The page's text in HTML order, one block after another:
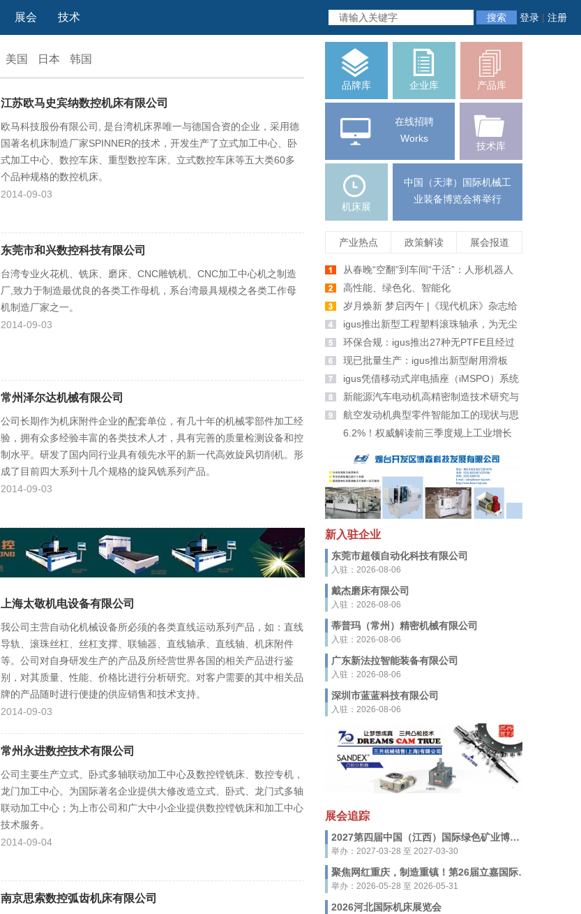
展会 技术 搜索 登录 | 注册
美国 日本 韩国
江苏欧马史宾纳数控机床有限公司
欧马科技股份有限公司, 是台湾机床界唯一与德国合资的企业，采用德
国著名机床制造厂家SPINNER的技术，开发生产了立式加工中心、卧
式加工中心、数控车床、重型数控车床、立式数控车床等五大类60多
个品种规格的数控机床。
2014-09-03
东莞市和兴数控科技有限公司
台湾专业火花机、铣床、磨床、CNC雕铣机、CNC加工中心机之制造
厂,致力于制造最优良的各类工作母机，系台湾最具规模之各类工作母
机制造厂家之一。
2014-09-03
常州泽尔达机械有限公司
公司长期作为机床附件企业的配套单位，有几十年的机械零部件加工经
验，拥有众多经验丰富的各类技术人才，具有完善的质量检测设备和控
制水平。研发了国内同行业具有领先水平的新一代高效旋风切削机。形
成了目前四大系列十几个规格的旋风铣系列产品。
2014-09-03
上海太敬机电设备有限公司
我公司主营自动化机械设备所必须的各类直线运动系列产品，如：直线
导轨、滚珠丝杠、丝杠支撑、联轴器、直线轴承、直线轴、机床附件
等。公司对自身研发生产的产品及所经营世界各国的相关产品进行鉴
别，对其质量、性能、价格比进行分析研究。对客户需要的其中相关品
牌的产品随时进行便捷的供应销售和技术支持。
2014-09-03
常州永进数控技术有限公司
公司主要生产立式、卧式多轴联动加工中心及数控镗铣床、数控专机，
龙门加工中心。为国际著名企业提供大修改造立式、卧式、龙门式多轴
联动加工中心；为上市公司和广大中小企业提供数控镗铣床和加工中心
技术服务。
2014-09-04
南京思索数控弧齿机床有限公司
品牌库 企业库 产品库
在线招聘
Works
技术库
机床展
中国（天津）国际机械工
业装备博览会将举行
产业热点 政策解读 展会报道
从春晚“空翻”到车间“干活”：人形机器人
爆发前夕，机床行业如何牵手未来智造
高性能、绿色化、智能化
岁月焕新 梦启丙午 |《现代机床》杂志给
大家拜年啦！
igus推出新型工程塑料滚珠轴承，为无尘
室带来更高安全性
环保合规：igus推出27种无PTFE且经过
PFAS检测的新材料
现已批量生产：igus推出新型耐用滑板
轮、滑轮及滚轮适配器
igus凭借移动式岸电插座（iMSPO）系统
荣获“年度海事创新者”奖
新能源汽车电动机高精密制造技术研究与
应用航空发动机典型零件智能加工的现状与思
6.2%！权威解读前三季度规上工业增长
新入驻企业
东莞市超领自动化科技有限公司
入驻：2026-08-06
戴杰磨床有限公司
入驻：2026-08-06
蒂普玛（常州）精密机械有限公司
入驻：2026-08-06
广东新法拉智能装备有限公司
入驻：2026-08-06
深圳市蓝蓝科技有限公司
入驻：2026-08-06
展会追踪
2027第四届中国（江西）国际绿色矿业博览会
举办：2027-03-28 至 2027-03-30
聚焦网红重庆，制造重镇！第26届立嘉国际智能装备展览会，5月28-31日启幕
举办：2026-05-28 至 2026-05-31
2026河北国际机床展览会